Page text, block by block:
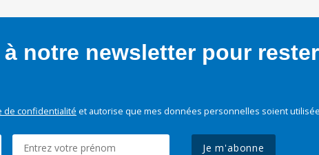
notre newsletter pour
de confidentialité et autorise que mes données personnelles soient
Je m'abonne